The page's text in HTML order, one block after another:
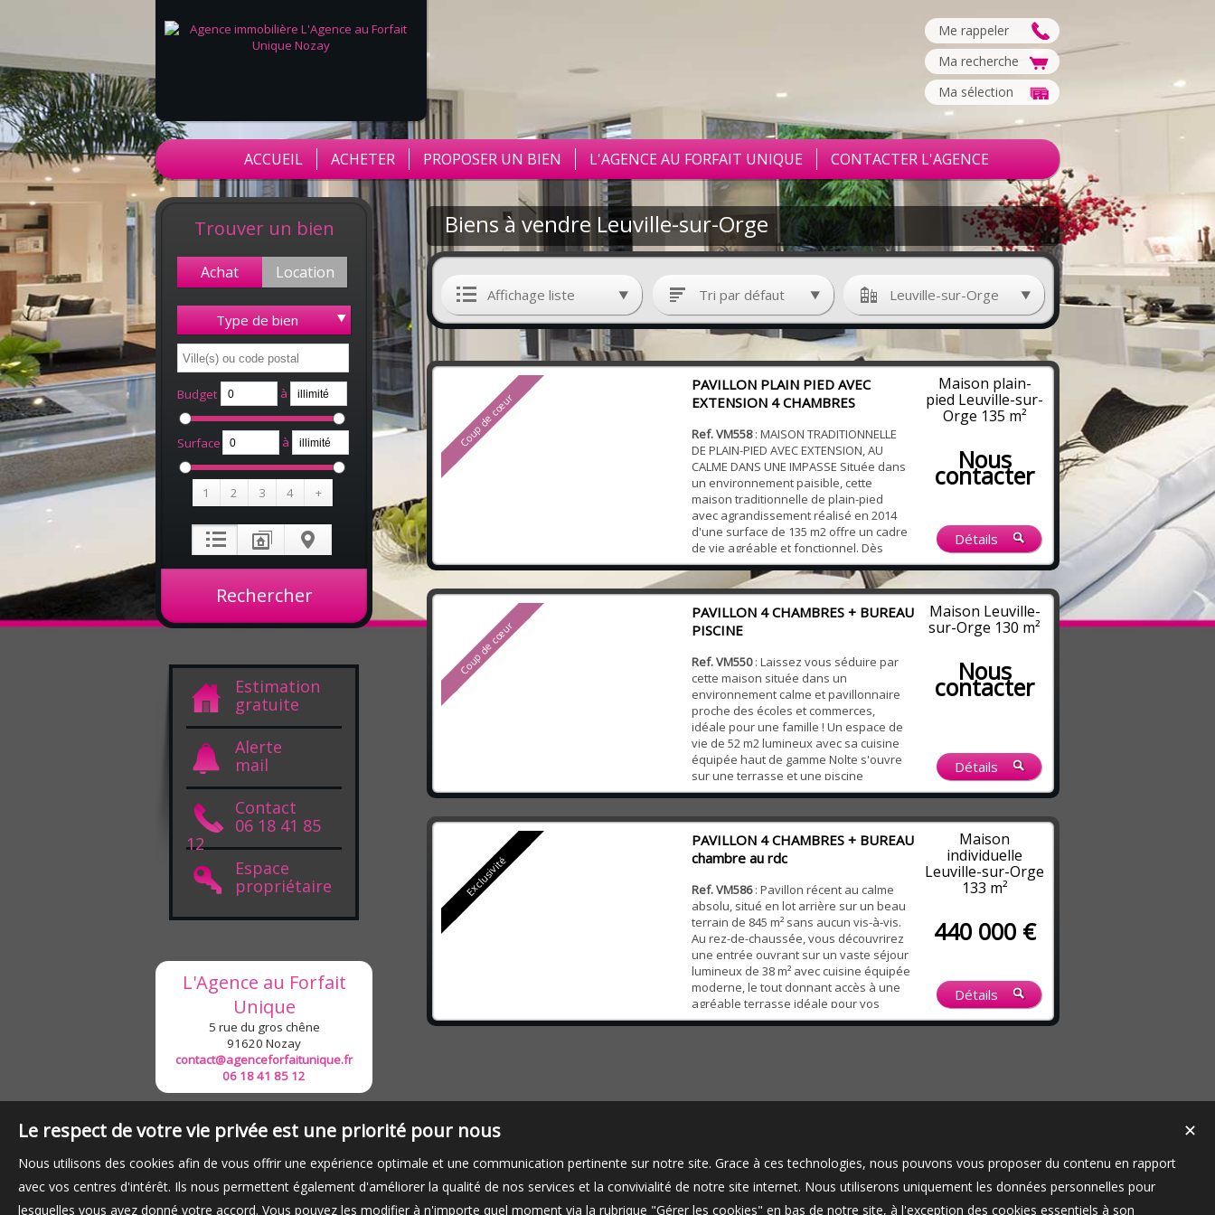
Me rappeler
Ma recherche
Ma sélection
ACCUEIL ACHETER PROPOSER UN BIEN L'AGENCE AU FORFAIT UNIQUE CONTACTER L'AGENCE
Trouver un bien
Achat Location
Type de bien
Budget à
Surface à
1 2 3 4 +
Estimation
gratuite
Alerte
mail
Contact
06 18 41 85
12
Espace
propriétaire
L'Agence au Forfait
Unique
5 rue du gros chêne
91620 Nozay
contact@agenceforfaitunique.fr
06 18 41 85 12
Biens à vendre Leuville-sur-Orge
Affichage liste Tri par défaut Leuville-sur-Orge
Coup de cœur
PAVILLON PLAIN PIED AVEC
EXTENSION 4 CHAMBRES
Ref. VM558: MAISON TRADITIONNELLE
DE PLAIN-PIED AVEC EXTENSION, AU
CALME DANS UNE IMPASSE Située dans
un environnement paisible, cette
maison traditionnelle de plain-pied
avec agrandissement réalisé en 2014
d'une surface de 135 m2 offre un cadre
de vie agréable et fonctionnel. Dès
l'entrée, vous serez séduit par une
spacieuse pièce de vie lumineuse de 42
m2 agrémentée d'un poêle à pellets et
compren...
Maison plain-
pied Leuville-sur-
Orge 135 m²
Nous
contacter
Détails
Coup de cœur
PAVILLON 4 CHAMBRES + BUREAU
PISCINE
Ref. VM550: Laissez vous séduire par
cette maison située dans un
environnement calme et pavillonnaire
proche des écoles et commerces,
idéale pour une famille ! Un espace de
vie de 52 m2 lumineux avec sa cuisine
équipée haut de gamme Nolte s'ouvre
sur une terrasse et une piscine
chauffée pour les moments de détente.
rez-de-chaussée, wc. A l'étage : un
dégagement des...
Maison Leuville-
sur-Orge 130 m²
Nous
contacter
Détails
Exclusivité
PAVILLON 4 CHAMBRES + BUREAU
chambre au rdc
Ref. VM586: Pavillon récent au calme
absolu, situé en lot arrière sur un beau
terrain de 845 m² sans aucun vis-à-vis.
Au rez-de-chaussée, vous découvrirez
une entrée ouvrant sur un vaste séjour
lumineux de 38 m² avec cuisine équipée
moderne, le tout donnant accès à une
agréable terrasse idéale pour vos
moments de détente. Une suite
Maison
individuelle
Leuville-sur-Orge
133 m²
440 000 €
Détails
✕
Le respect de votre vie privée est une priorité pour nous
Nous utilisons des cookies afin de vous offrir une expérience optimale et une communication pertinente sur notre site. Grace à ces technologies, nous pouvons vous proposer du contenu en rapport
avec vos centres d'intérêt. Ils nous permettent également d'améliorer la qualité de nos services et la convivialité de notre site internet. Nous utiliserons uniquement les données personnelles pour
lesquelles vous avez donné votre accord. Vous pouvez les modifier à n'importe quel moment via la rubrique "Gérer les cookies" en bas de notre site, à l'exception des cookies essentiels à son